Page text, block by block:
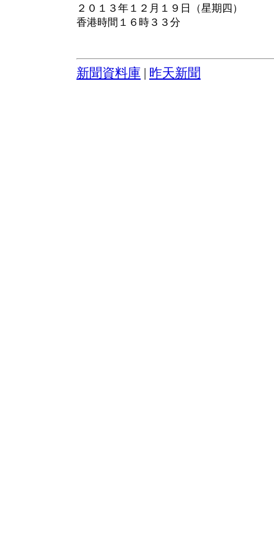
２０１３年１２月１９日（星期四）
香港時間１６時３３分
新聞資料庫 昨天新聞